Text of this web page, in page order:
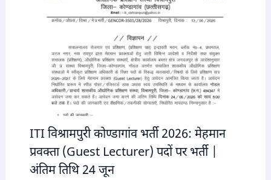
ITI विश्रामपुरी कोण्डागांव भर्ती 2026: मेहमान
प्रवक्ता (Guest Lecturer) पदों पर भर्ती |
अंतिम तिथि 24 जून